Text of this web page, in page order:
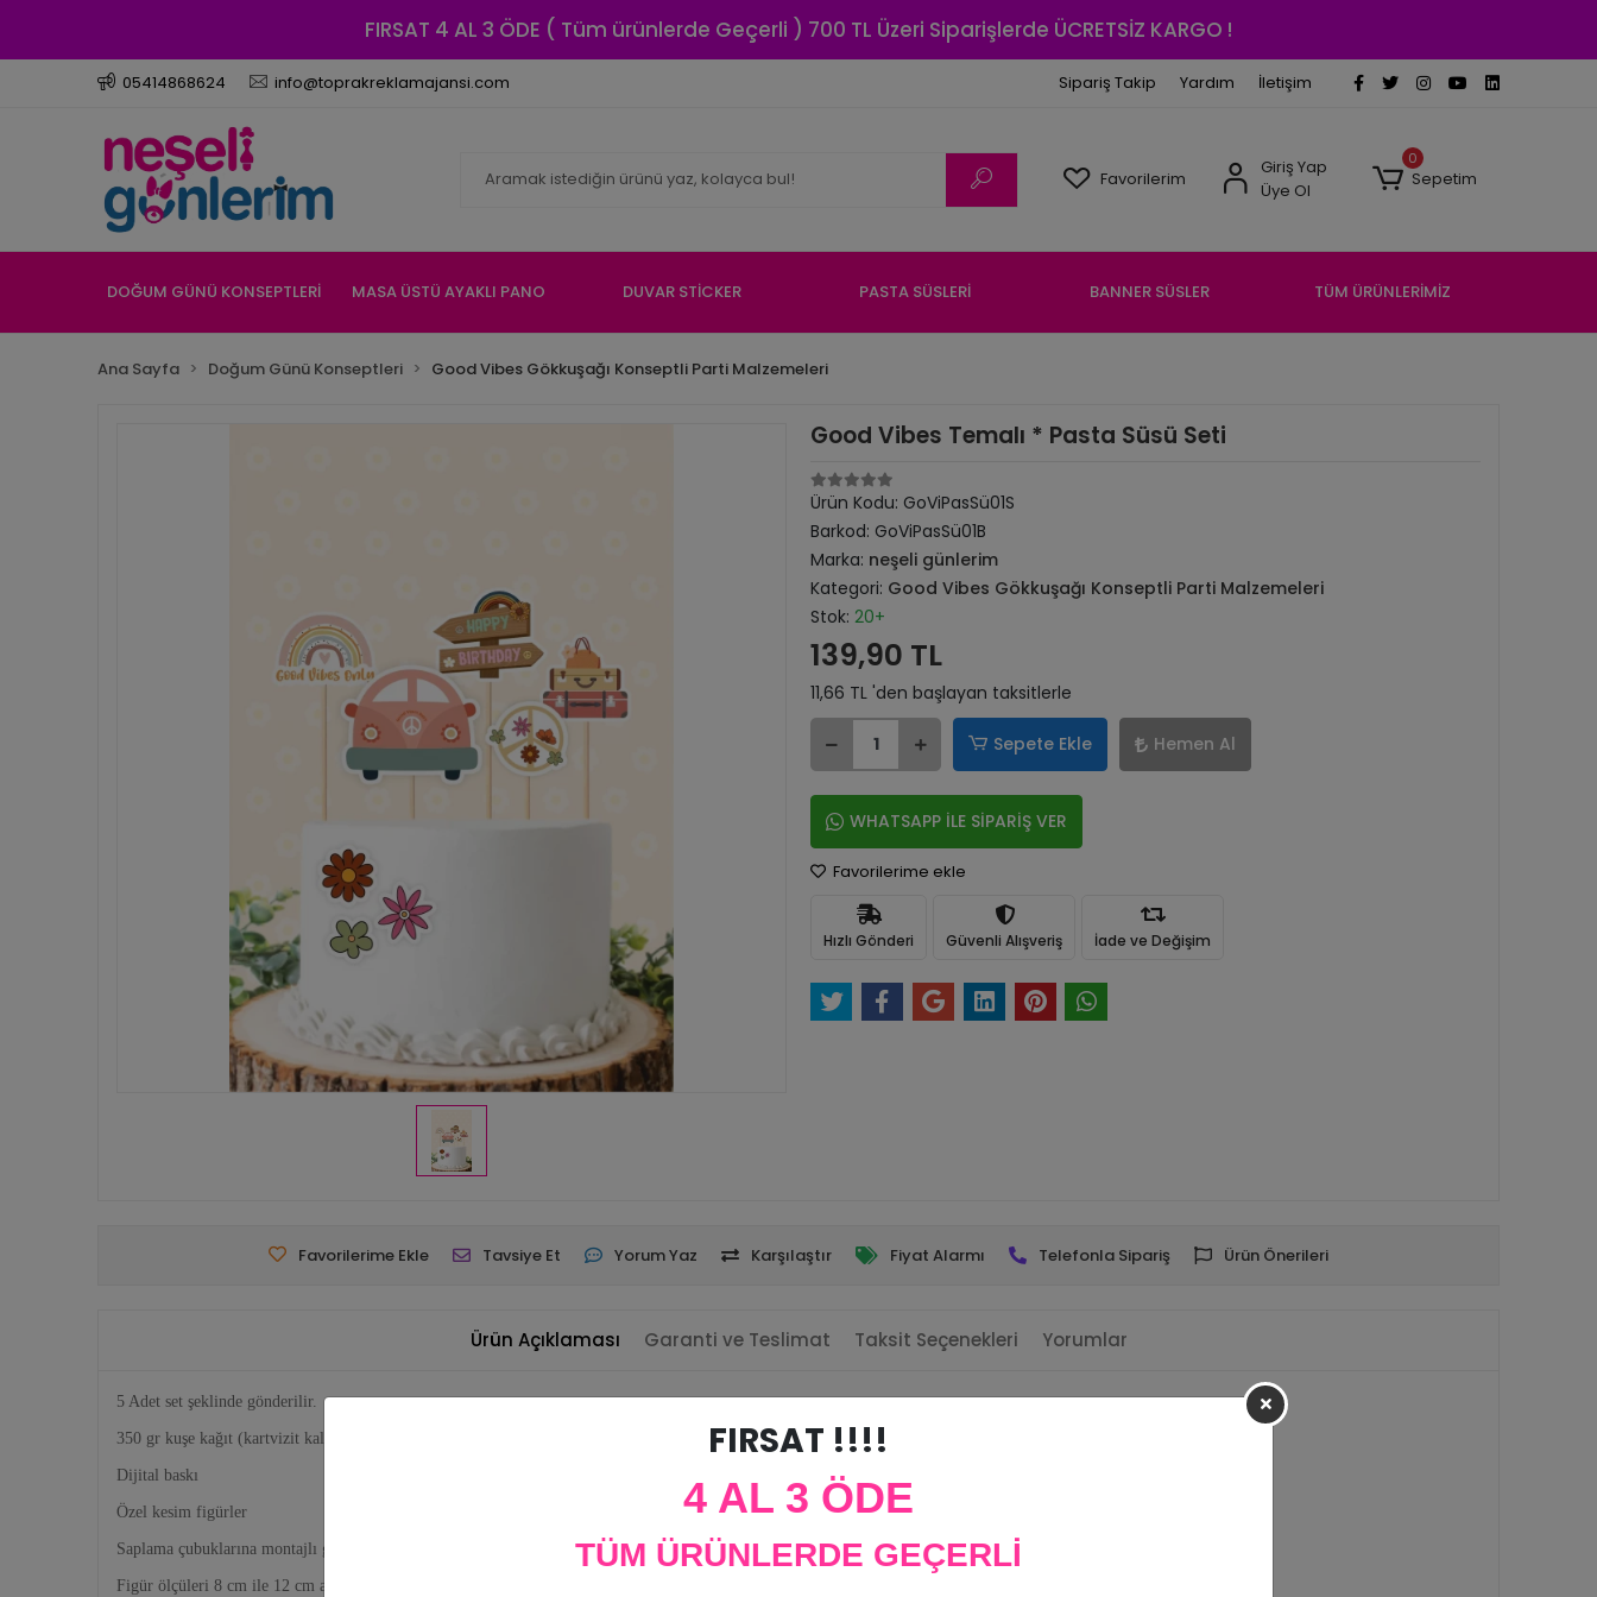
FIRSAT 4 AL 3 ÖDE ( Tüm ürünlerde Geçerli ) 700 TL Üzeri Siparişlerde ÜCRETSİZ KARGO !
05414868624 info@toprakreklamajansi.com Sipariş Takip Yardım İletişim
Favorilerim
Giriş Yap
Üye Ol
0
Sepetim
DOĞUM GÜNÜ KONSEPTLERİ MASA ÜSTÜ AYAKLI PANO DUVAR STİCKER PASTA SÜSLERİ BANNER SÜSLER TÜM ÜRÜNLERİMİZ
Ana Sayfa Doğum Günü Konseptleri Good Vibes Gökkuşağı Konseptli Parti Malzemeleri
Good Vibes Temalı * Pasta Süsü Seti
Ürün Kodu: GoViPasSü01S
Barkod: GoViPasSü01B
Marka: neşeli günlerim
Kategori: Good Vibes Gökkuşağı Konseptli Parti Malzemeleri
Stok: 20+
139,90 TL
11,66 TL 'den başlayan taksitlerle
Sepete Ekle Hemen Al
WHATSAPP İLE SİPARİŞ VER
Favorilerime ekle
Hızlı Gönderi Güvenli Alışveriş İade ve Değişim
Favorilerime Ekle Tavsiye Et Yorum Yaz Karşılaştır Fiyat Alarmı Telefonla Sipariş Ürün Önerileri
Ürün Açıklaması Garanti ve Teslimat Taksit Seçenekleri Yorumlar
5 Adet set şeklinde gönderilir.
350 gr kuşe kağıt (kartvizit kalınlığında ince karton)
Dijital baskı
Özel kesim figürler
Saplama çubuklarına montajlı gönderilmektedir.
Figür ölçüleri 8 cm ile 12 cm arasında değişmektedir.
FIRSAT !!!!
4 AL 3 ÖDE
TÜM ÜRÜNLERDE GEÇERLİ